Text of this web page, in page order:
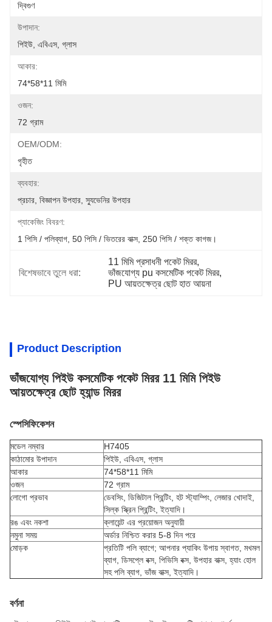
দ্বিগুণ
উপাদান:
পিইউ, এবিএস, গ্লাস
আকার:
74*58*11 মিমি
ওজন:
72 গ্রাম
OEM/ODM:
গৃহীত
ব্যবহার:
প্রচার, বিজ্ঞাপন উপহার, স্যুভেনির উপহার
প্যাকেজিং বিবরণ:
1 পিসি / পলিব্যাগ, 50 পিসি / ভিতরের বাক্স, 250 পিসি / শক্ত কাগজ।
বিশেষভাবে তুলে ধরা:
11 মিমি প্রসাধনী পকেট মিরর,
ভাঁজযোগ্য pu কসমেটিক পকেট মিরর,
PU আয়তক্ষেত্র ছোট হাত আয়না
Product Description
ভাঁজযোগ্য পিইউ কসমেটিক পকেট মিরর 11 মিমি পিইউ
আয়তক্ষেত্র ছোট হ্যান্ড মিরর
স্পেসিফিকেশন
মডেল নম্বার
H7405
কাঠামোর উপাদান
পিইউ, এবিএস, গ্লাস
আকার
74*58*11 মিমি
ওজন
72 গ্রাম
লোগো প্রভাব
ডেবসিং, ডিজিটাল প্রিন্টিং, হট স্ট্যাম্পিং, লেজার খোদাই,
সিল্ক স্ক্রিন প্রিন্টিং, ইত্যাদি।
রঙ এবং নকশা
ক্লায়েন্ট এর প্রয়োজন অনুযায়ী
নমুনা সময়
অর্ডার নিশ্চিত করার 5-8 দিন পরে
মোড়ক
প্রতিটি পলি ব্যাগে; আপনার প্যাকিং উপায় স্বাগত, মখমল
ব্যাগ, ডিসপ্লে বক্স, পিভিসি বক্স, উপহার বাক্স, হ্যাং হোল
সহ পলি ব্যাগ, ভাঁজ বাক্স, ইত্যাদি।
বর্ণনা